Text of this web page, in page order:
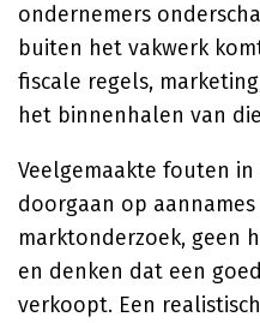
ondernemers
buiten het vakwerk
fiscale regels,
het binnenhalen van
Veelgemaakte fouten
doorgaan op
marktonderzoek, geen
en denken dat een
verkoopt. Een